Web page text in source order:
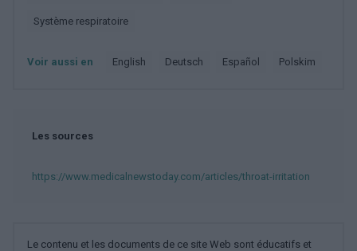
Système respiratoire
Voir aussi en english deutsch español polskim
Les sources
https://www.medicalnewstoday.com/articles/throat-irritation
Le contenu et les documents de ce site Web sont éducatifs et